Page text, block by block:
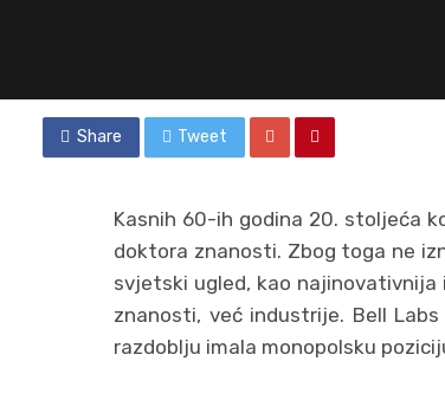
Share Tweet
Kasnih 60-ih godina 20. stoljeća
doktora znanosti. Zbog toga ne
svjetski ugled, kao
znanosti, već industrije. Bell
razdoblju imala monopolsku